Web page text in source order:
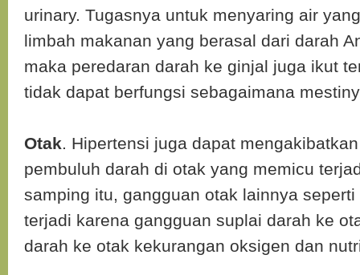
urinary. Tugasnya untuk menyaring air
limbah makanan yang berasal dari darah
maka peredaran darah ke ginjal juga ikut
tidak dapat berfungsi sebagaimana
Otak. Hipertensi juga dapat
pembuluh darah di otak yang memicu
samping itu, gangguan otak lainnya
terjadi karena gangguan suplai darah ke
darah ke otak kekurangan oksigen dan